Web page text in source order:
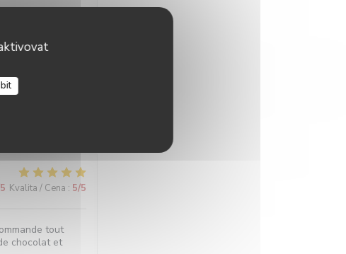
Kvalita / Cena : 5/5
tout
chocolat et